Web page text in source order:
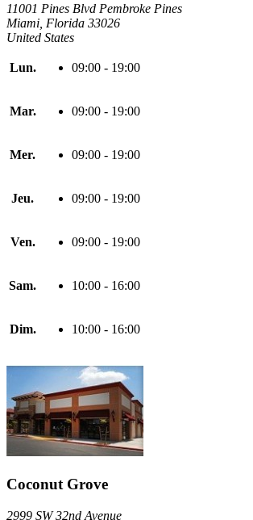
11001 Pines Blvd Pembroke Pines
Miami, Florida 33026
United States
Lun. 09:00 - 19:00
Mar. 09:00 - 19:00
Mer. 09:00 - 19:00
Jeu. 09:00 - 19:00
Ven. 09:00 - 19:00
Sam. 10:00 - 16:00
Dim. 10:00 - 16:00
Coconut Grove
2999 SW 32nd Avenue